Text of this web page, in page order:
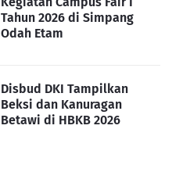
Tahun 2026 di Simpang
Odah Etam
Disbud DKI Tampilkan
Beksi dan Kanuragan
Betawi di HBKB 2026